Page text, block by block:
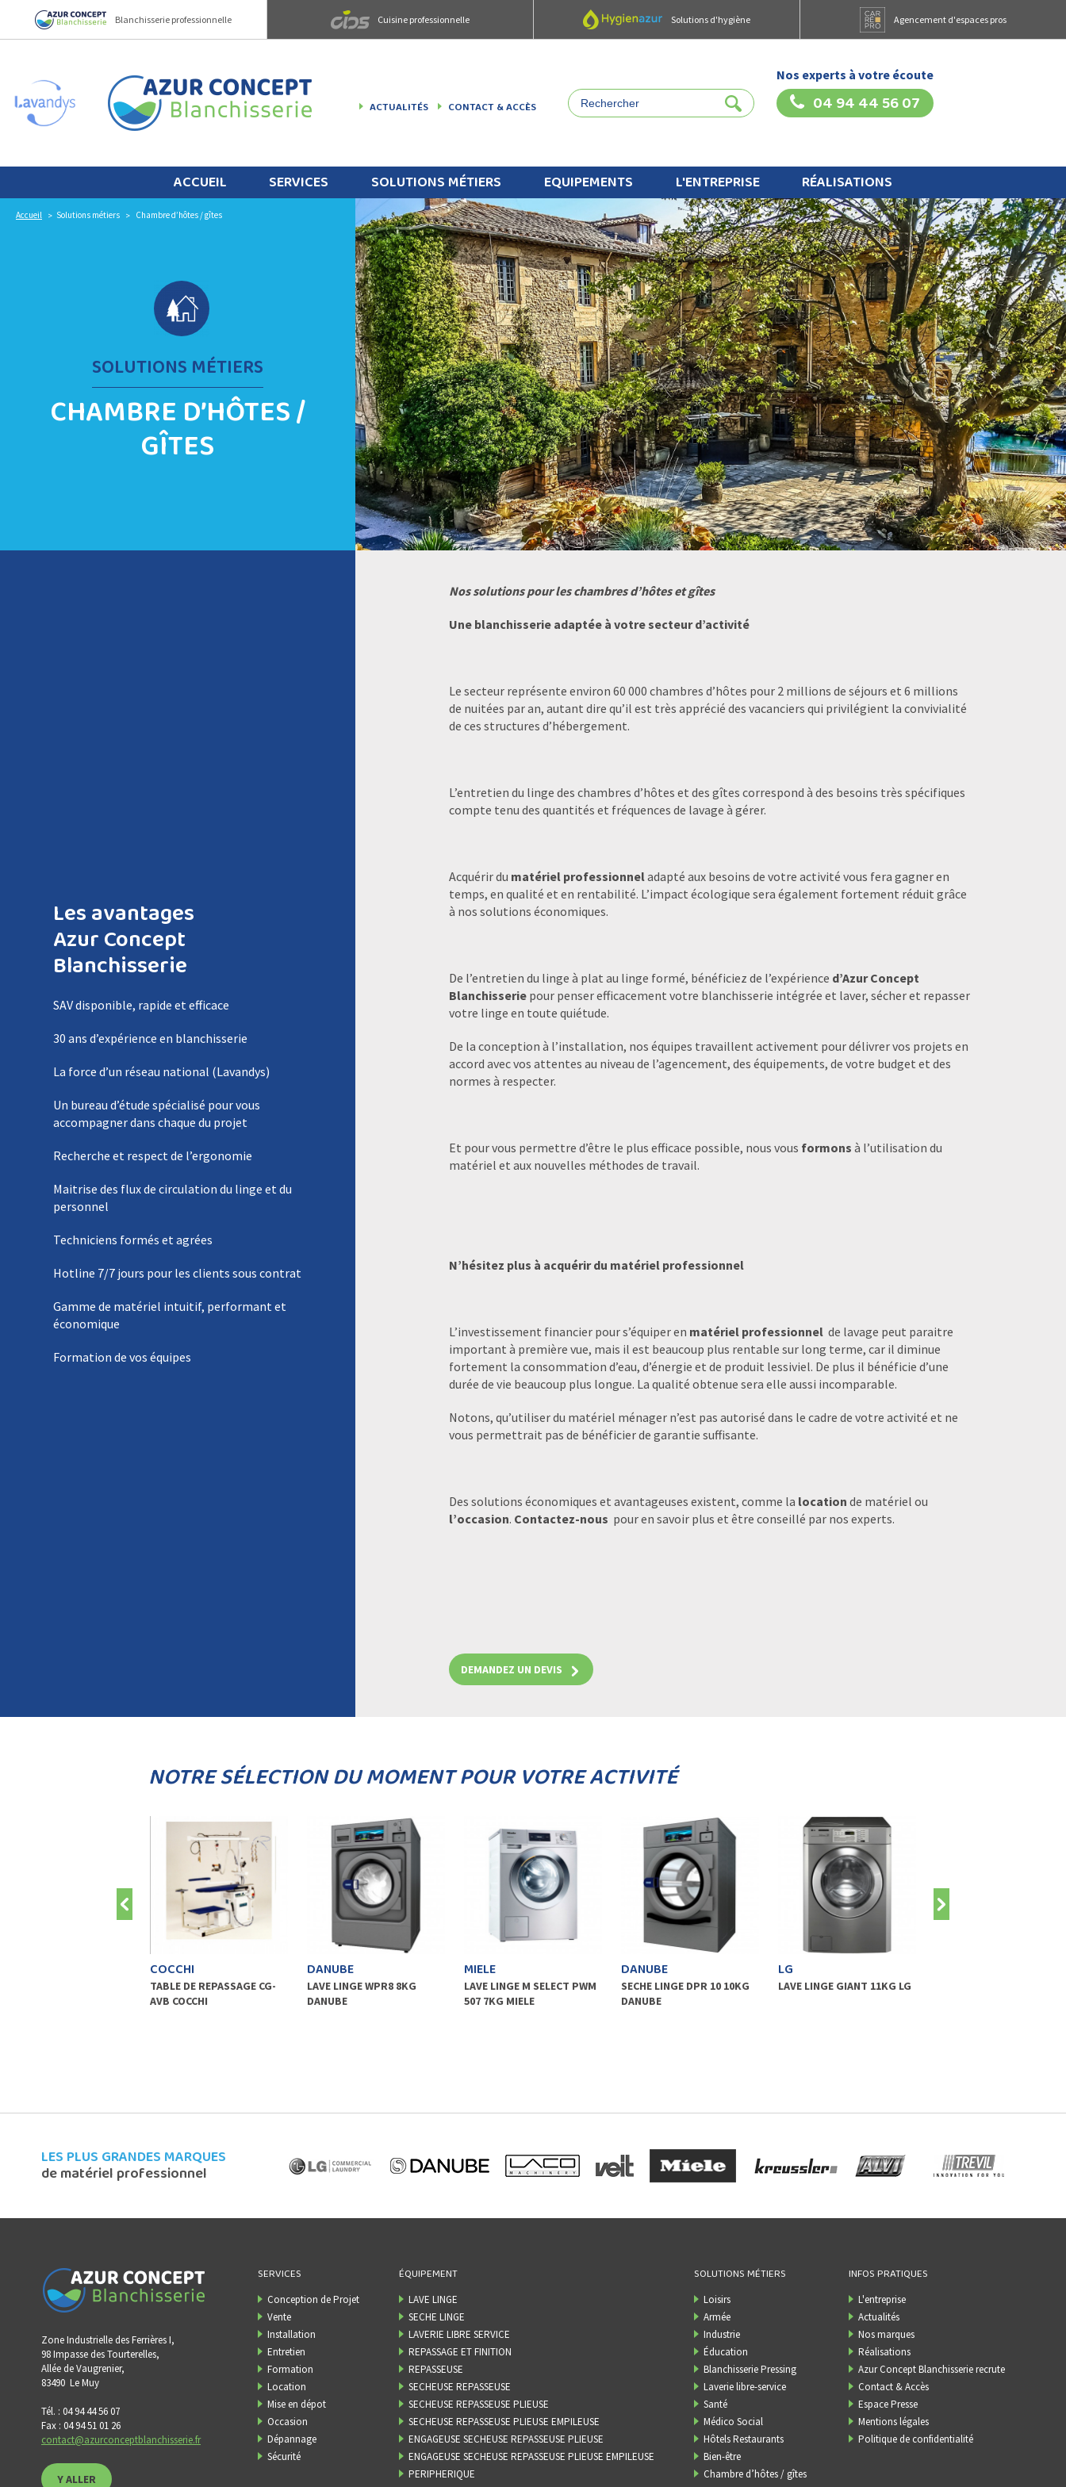
Blanchisserie professionnelle Cuisine professionnelle Solutions d'hygiène Agencement d'espaces pros
ACTUALITÉS CONTACT & ACCÈS
Nos experts à votre écoute
04 94 44 56 07
ACCUEIL SERVICES SOLUTIONS MÉTIERS EQUIPEMENTS L'ENTREPRISE RÉALISATIONS
Accueil Solutions métiers Chambre d’hôtes / gîtes
SOLUTIONS MÉTIERS
CHAMBRE D’HÔTES /
GÎTES
Les avantages
Azur Concept
Blanchisserie
SAV disponible, rapide et efficace
30 ans d’expérience en blanchisserie
La force d’un réseau national (Lavandys)
Un bureau d’étude spécialisé pour vous
accompagner dans chaque du projet
Recherche et respect de l’ergonomie
Maitrise des flux de circulation du linge et du
personnel
Techniciens formés et agrées
Hotline 7/7 jours pour les clients sous contrat
Gamme de matériel intuitif, performant et
économique
Formation de vos équipes
Nos solutions pour les chambres d’hôtes et gîtes
Une blanchisserie adaptée à votre secteur d’activité
Le secteur représente environ 60 000 chambres d’hôtes pour 2 millions de séjours et 6 millions
de nuitées par an, autant dire qu’il est très apprécié des vacanciers qui privilégient la convivialité
de ces structures d’hébergement.
L’entretien du linge des chambres d’hôtes et des gîtes correspond à des besoins très spécifiques
compte tenu des quantités et fréquences de lavage à gérer.
Acquérir du matériel professionneladapté aux besoins de votre activité vous fera gagner en
temps, en qualité et en rentabilité. L’impact écologique sera également fortement réduit grâce
à nos solutions économiques.
De l’entretien du linge à plat au linge formé, bénéficiez de l’expérience d’Azur Concept
Blanchisserie pour penser efficacement votre blanchisserie intégrée et laver, sécher et repasser
votre linge en toute quiétude.
De la conception à l’installation, nos équipes travaillent activement pour délivrer vos projets en
accord avec vos attentes au niveau de l’agencement, des équipements, de votre budget et des
normes à respecter.
Et pour vous permettre d’être le plus efficace possible, nous vous formons à l’utilisation du
matériel et aux nouvelles méthodes de travail.
N’hésitez plus à acquérir du matériel professionnel
L’investissement financier pour s’équiper en matériel professionnel de lavage peut paraitre
important à première vue, mais il est beaucoup plus rentable sur long terme, car il diminue
fortement la consommation d’eau, d’énergie et de produit lessiviel. De plus il bénéficie d’une
durée de vie beaucoup plus longue. La qualité obtenue sera elle aussi incomparable.
Notons, qu’utiliser du matériel ménager n’est pas autorisé dans le cadre de votre activité et ne
vous permettrait pas de bénéficier de garantie suffisante.
Des solutions économiques et avantageuses existent, comme la location de matériel ou
l’occasion. Contactez-nous pour en savoir plus et être conseillé par nos experts.
DEMANDEZ UN DEVIS
NOTRE SÉLECTION DU MOMENT POUR VOTRE ACTIVITÉ
COCCHI
TABLE DE REPASSAGE CG-
AVB COCCHI
DANUBE
LAVE LINGE WPR8 8KG
DANUBE
MIELE
LAVE LINGE M SELECT PWM
507 7KG MIELE
DANUBE
SECHE LINGE DPR 10 10KG
DANUBE
LG
LAVE LINGE GIANT 11KG LG
LES PLUS GRANDES MARQUES
de matériel professionnel
Zone Industrielle des Ferrières I,
98 Impasse des Tourterelles,
Allée de Vaugrenier,
83490 Le Muy
Tél. : 04 94 44 56 07
Fax : 04 94 51 01 26
contact@azurconceptblanchisserie.fr
Y ALLER
SERVICES
Conception de Projet
Vente
Installation
Entretien
Formation
Location
Mise en dépot
Occasion
Dépannage
Sécurité
ÉQUIPEMENT
LAVE LINGE
SECHE LINGE
LAVERIE LIBRE SERVICE
REPASSAGE ET FINITION
REPASSEUSE
SECHEUSE REPASSEUSE
SECHEUSE REPASSEUSE PLIEUSE
SECHEUSE REPASSEUSE PLIEUSE EMPILEUSE
ENGAGEUSE SECHEUSE REPASSEUSE PLIEUSE
ENGAGEUSE SECHEUSE REPASSEUSE PLIEUSE EMPILEUSE
PERIPHERIQUE
SOLUTIONS MÉTIERS
Loisirs
Armée
Industrie
Éducation
Blanchisserie Pressing
Laverie libre-service
Santé
Médico Social
Hôtels Restaurants
Bien-être
Chambre d’hôtes / gîtes
INFOS PRATIQUES
L'entreprise
Actualités
Nos marques
Réalisations
Azur Concept Blanchisserie recrute
Contact & Accès
Espace Presse
Mentions légales
Politique de confidentialité
Panneau de gestion des cookies